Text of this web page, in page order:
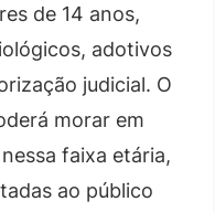
de 14 anos,
adotivos
judicial. O
morar em
faixa etária,
ao público